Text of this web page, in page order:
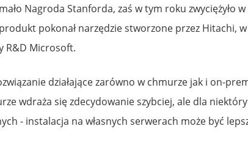
Nagroda Stanforda, zaś w tym roku zwyciężyło w
pokonał narzędzie stworzone przez Hitachi, w
R&D Microsoft.
działające zarówno w chmurze jak i on-
wdraża się zdecydowanie szybciej, ale dla
- instalacja na własnych serwerach może być